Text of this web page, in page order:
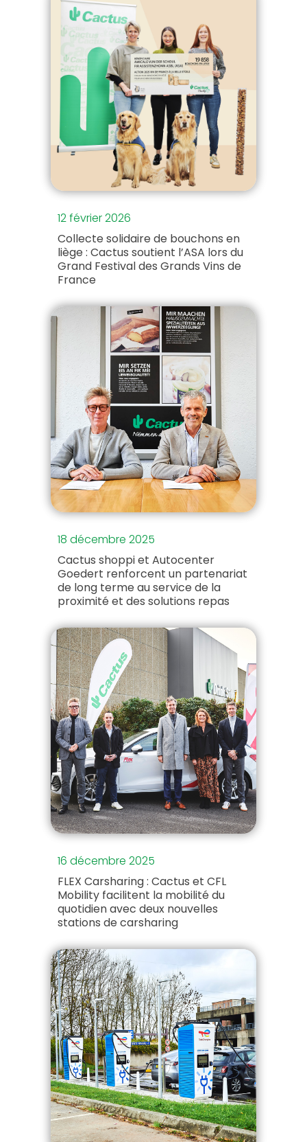
12 février 2026
Collecte solidaire de bouchons en
liège : Cactus soutient l’ASA lors du
Grand Festival des Grands Vins de
France
18 décembre 2025
Cactus shoppi et Autocenter
Goedert renforcent un partenariat
de long terme au service de la
proximité et des solutions repas
16 décembre 2025
FLEX Carsharing : Cactus et CFL
Mobility facilitent la mobilité du
quotidien avec deux nouvelles
stations de carsharing